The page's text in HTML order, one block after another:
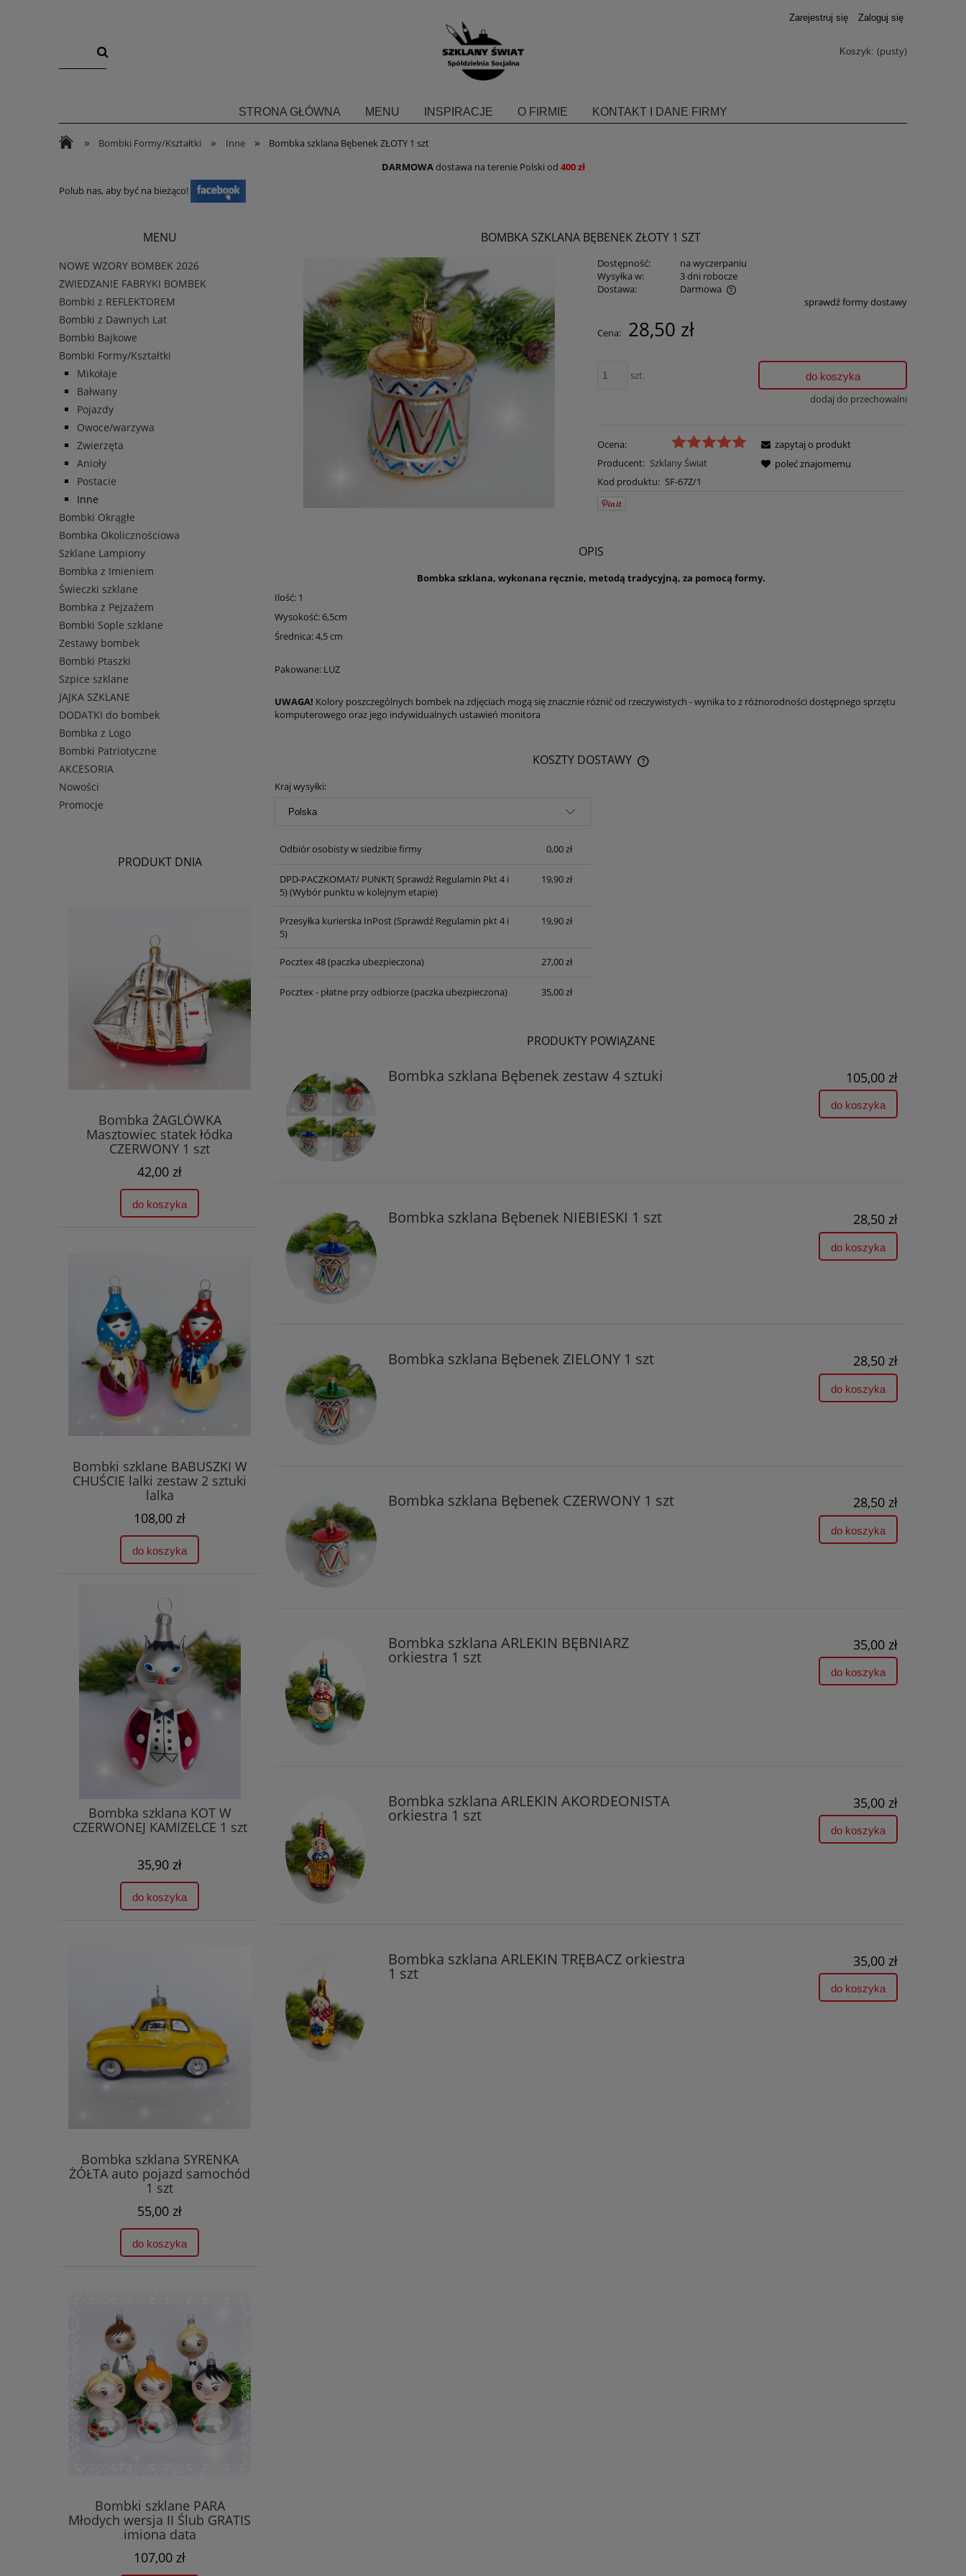
Zarejestruj się Zaloguj się
Koszyk: (pusty)
STRONA GŁÓWNA MENU INSPIRACJE O FIRMIE KONTAKT I DANE FIRMY
» Bombki Formy/Kształtki » Inne »
Bombka szklana Bębenek ZŁOTY 1 szt
DARMOWAdostawa na terenie Polski od 400 zł
Polub nas, aby być na bieżąco!
MENU
NOWE WZORY BOMBEK 2026
ZWIEDZANIE FABRYKI BOMBEK
Bombki z REFLEKTOREM
Bombki z Dawnych Lat
Bombki Bajkowe
Bombki Formy/Kształtki
Mikołaje
Bałwany
Pojazdy
Owoce/warzywa
Zwierzęta
Anioły
Postacie
Inne
Bombki Okrągłe
Bombka Okolicznościowa
Szklane Lampiony
Bombka z Imieniem
Świeczki szklane
Bombka z Pejzażem
Bombki Sople szklane
Zestawy bombek
Bombki Ptaszki
Szpice szklane
JAJKA SZKLANE
DODATKI do bombek
Bombka z Logo
Bombki Patriotyczne
AKCESORIA
Nowości
Promocje
PRODUKT DNIA
Bombka ŻAGLÓWKA
Masztowiec statek łódka
CZERWONY 1 szt
42,00 zł
do koszyka
Bombki szklane BABUSZKI W
CHUŚCIE lalki zestaw 2 sztuki
lalka
108,00 zł
do koszyka
Bombka szklana KOT W
CZERWONEJ KAMIZELCE 1 szt
35,90 zł
do koszyka
Bombka szklana SYRENKA
ŻÓŁTA auto pojazd samochód
1 szt
55,00 zł
do koszyka
Bombki szklane PARA
Młodych wersja II Ślub GRATIS
imiona data
107,00 zł
BOMBKA SZKLANA BĘBENEK ZŁOTY 1 SZT
Dostępność:
na wyczerpaniu
Wysyłka w:
3 dni robocze
Dostawa:
Darmowa
Cena nie zawiera ewentualnych kosztów
płatności
sprawdź formy dostawy
Cena: 28,50 zł
szt. do koszyka
dodaj do przechowalni
Ocena:
Producent: Szklany Świat
Kod produktu: SF-67Z/1
zapytaj o produkt
poleć znajomemu
OPIS
Bombka szklana, wykonana ręcznie, metodą tradycyjną, za pomocą formy.
Ilość: 1
Wysokość: 6,5cm
Średnica: 4,5 cm
Pakowane: LUZ
UWAGA! Kolory poszczególnych bombek na zdjęciach mogą się znacznie różnić od rzeczywistych - wynika to z różnorodności dostępnego sprzętu
komputerowego oraz jego indywidualnych ustawień monitora
KOSZTY DOSTAWY
Kraj wysyłki:
Odbiór osobisty w siedzibie firmy 0,00 zł
DPD-PACZKOMAT/ PUNKT( Sprawdź Regulamin Pkt 4 i
5)(Wybór punktu w kolejnym etapie)
19,90 zł
Przesyłka kurierska InPost (Sprawdź Regulamin pkt 4 i
5)
19,90 zł
Pocztex 48 (paczka ubezpieczona) 27,00 zł
Pocztex - płatne przy odbiorze (paczka ubezpieczona) 35,00 zł
PRODUKTY POWIĄZANE
Bombka szklana Bębenek zestaw 4 sztuki 105,00 zł
do koszyka
Bombka szklana Bębenek NIEBIESKI 1 szt 28,50 zł
do koszyka
Bombka szklana Bębenek ZIELONY 1 szt 28,50 zł
do koszyka
Bombka szklana Bębenek CZERWONY 1 szt 28,50 zł
do koszyka
Bombka szklana ARLEKIN BĘBNIARZ
orkiestra 1 szt
35,00 zł
do koszyka
Bombka szklana ARLEKIN AKORDEONISTA
orkiestra 1 szt
35,00 zł
do koszyka
Bombka szklana ARLEKIN TRĘBACZ orkiestra
1 szt
35,00 zł
do koszyka